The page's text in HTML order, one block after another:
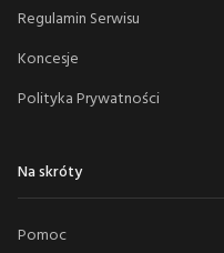
Regulamin Serwisu
Koncesje
Polityka Prywatności
Na skróty
Pomoc